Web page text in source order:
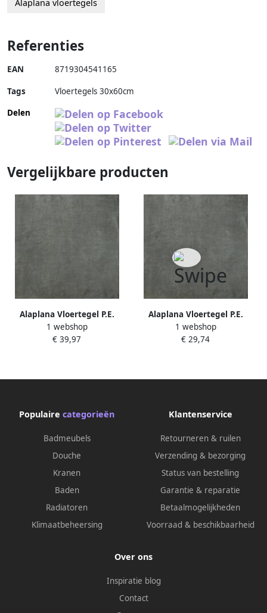
Alaplana vloertegels
Referenties
EAN 8719304541165
Tags
Vloertegels 30x60cm
Delen
Vergelijkbare producten
Alaplana Vloertegel P.E.
Slipstop Horton Anthracite
Mat 60x60 cm Antraciet
1 webshop
€ 39,97
Alaplana Vloertegel P.E.
Slipstop Horton Anthracite
Mat 45x45 cm Antraciet
1 webshop
€ 29,74
Populaire categorieën
Badmeubels
Douche
Kranen
Baden
Radiatoren
Klimaatbeheersing
Klantenservice
Retourneren & ruilen
Verzending & bezorging
Status van bestelling
Garantie & reparatie
Betaalmogelijkheden
Voorraad & beschikbaarheid
Over ons
Inspiratie blog
Contact